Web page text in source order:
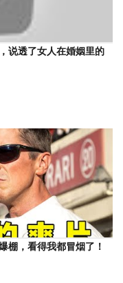
说透了女人在婚姻里的
棚，看得我都冒烟了！